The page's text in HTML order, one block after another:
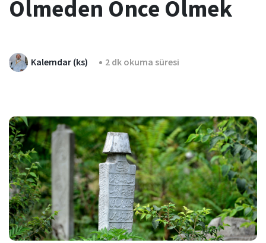
Ölmeden Önce Ölmek
Kalemdar (ks) 2 dk okuma süresi